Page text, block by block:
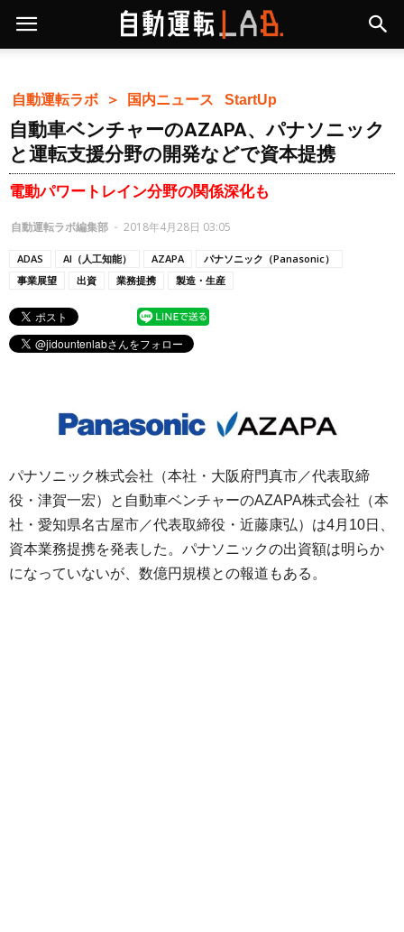
自動運転ラボ ＞ 国内ニュース StartUp
自動車ベンチャーのAZAPA、パナソニック
と運転支援分野の開発などで資本提携
電動パワートレイン分野の関係深化も
自動運転ラボ編集部 - 2018年4月28日 03:05
ADAS AI（人工知能） AZAPA
パナソニック（Panasonic）
事業展望
出資 業務提携 製造・生産
パナソニック株式会社（本社・大阪府門真市／代表取締
役・津賀一宏）と自動車ベンチャーのAZAPA株式会社（本
社・愛知県名古屋市／代表取締役・近藤康弘）は4月10日、
資本業務提携を発表した。パナソニックの出資額は明らか
になっていないが、数億円規模との報道もある。